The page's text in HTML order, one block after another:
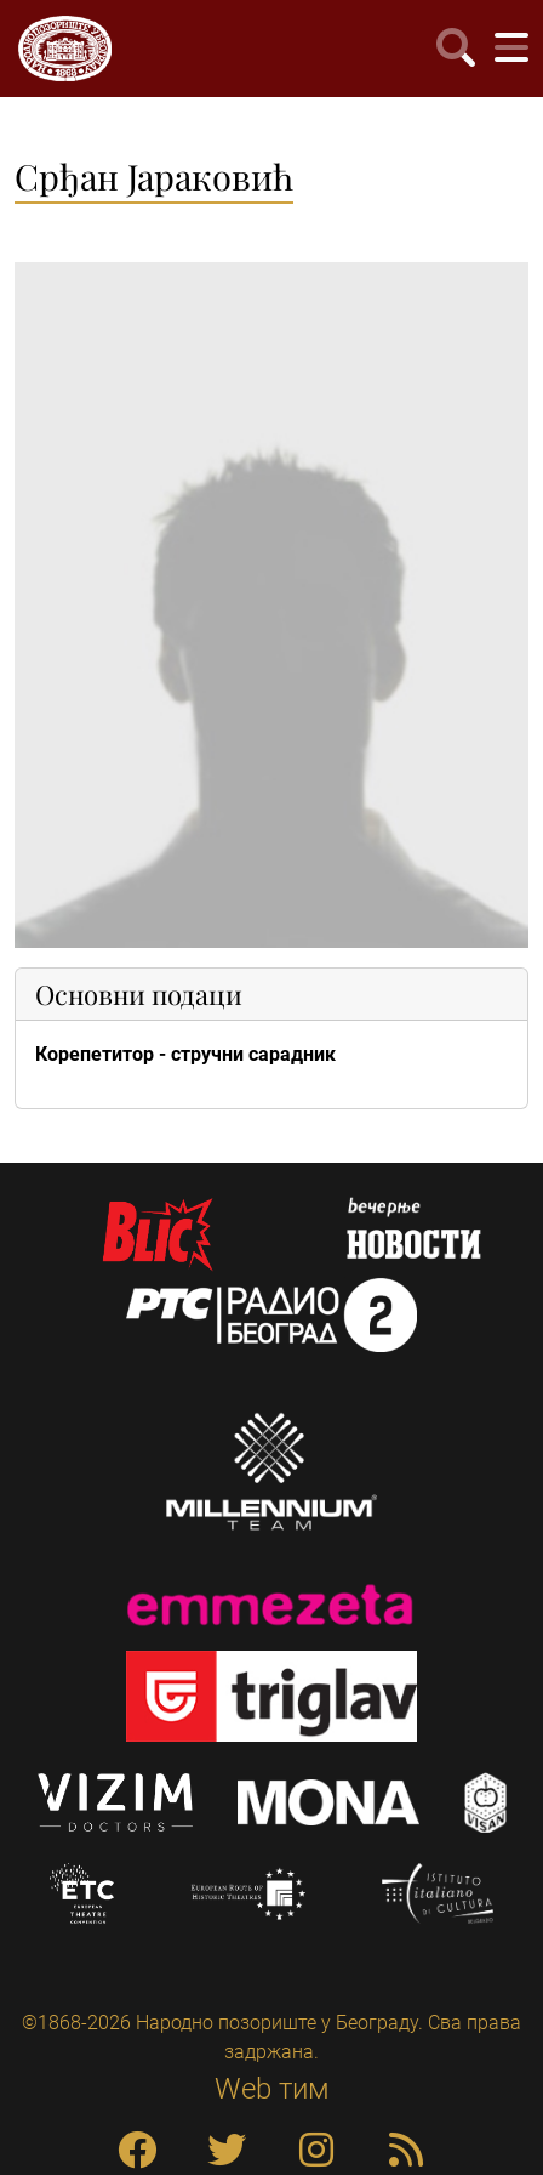
Срђан Јараковић
Основни подаци
Корепетитор - стручни сарадник
©1868-2026 Народно позориште у Београду. Сва права
задржана.
Web тим